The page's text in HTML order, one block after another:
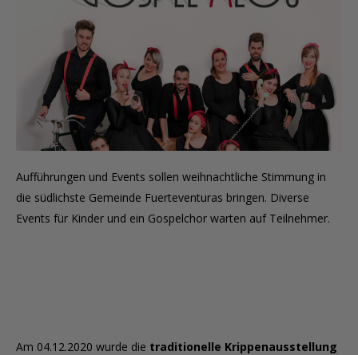
Aufführungen und Events sollen weihnachtliche Stimmung in
die südlichste Gemeinde Fuerteventuras bringen. Diverse
Events für Kinder und ein Gospelchor warten auf Teilnehmer.
Am 04.12.2020 wurde die traditionelle Krippenausstellung